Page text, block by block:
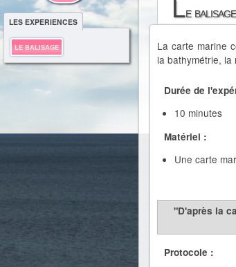
LES EXPERIENCES
LE BALISAGE
Le balisage
La carte marine
la bathymétrie,
Durée de
10 minutes
Matériel :
Une carte
"D'après la
Protocole :